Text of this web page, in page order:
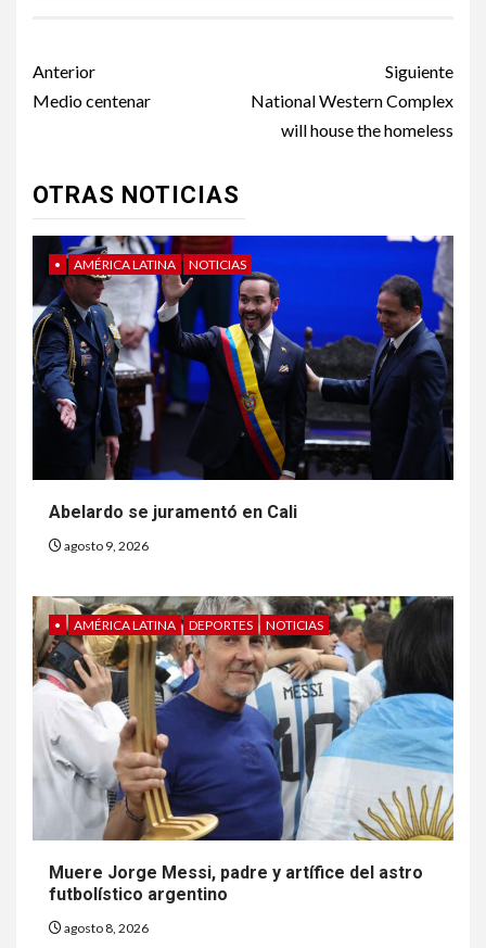
Post
navigation
Anterior
Medio centenar
Siguiente
National Western Complex
will house the homeless
OTRAS NOTICIAS
• AMÉRICA LATINA NOTICIAS
Abelardo se juramentó en Cali
agosto 9, 2026
• AMÉRICA LATINA DEPORTES NOTICIAS
Muere Jorge Messi, padre y artífice del astro
futbolístico argentino
agosto 8, 2026
HOGAR Y SALUD
Generación Z ignora riesgo
de cáncer al broncearse
HOGAR Y SALUD
Gas radón exige atención de